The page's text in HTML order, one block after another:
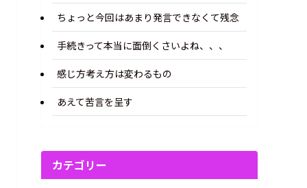
ちょっと今回はあまり発言できなくて残念
手続きって本当に面倒くさいよね、、、
感じ方考え方は変わるもの
あえて苦言を呈す
カテゴリー